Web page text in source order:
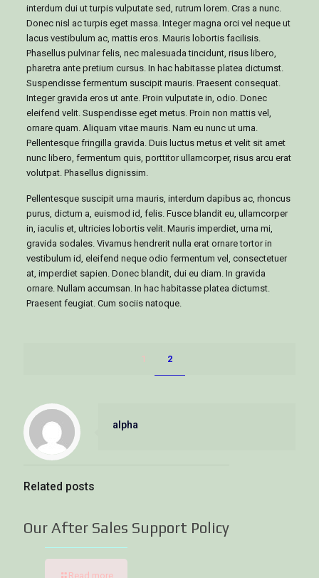
interdum dui ut turpis vulputate sed, rutrum lorem. Cras a nunc.
Donec nisl ac turpis eget massa. Integer magna orci vel neque ut
lacus vestibulum ac, mattis eros. Mauris lobortis facilisis.
Phasellus pulvinar felis, nec malesuada tincidunt, risus libero,
pharetra ante pretium cursus. In hac habitasse platea dictumst.
Suspendisse fermentum suscipit mauris. Praesent consequat.
Integer gravida eros ut ante. Proin vulputate in, odio. Donec
eleifend velit. Suspendisse eget metus. Proin non mattis vel,
ornare quam. Aliquam vitae mauris. Nam eu nunc ut urna.
Pellentesque fringilla gravida. Duis luctus metus et velit sit amet
nunc libero, fermentum quis, porttitor ullamcorper, risus arcu erat
volutpat. Phasellus dignissim.
Pellentesque suscipit urna mauris, interdum dapibus ac, rhoncus
purus, dictum a, euismod id, felis. Fusce blandit eu, ullamcorper
in, iaculis et, ultricies lobortis velit. Mauris imperdiet, urna mi,
gravida sodales. Vivamus hendrerit nulla erat ornare tortor in
vestibulum id, eleifend neque odio fermentum vel, consectetuer
at, imperdiet sapien. Donec blandit, dui eu diam. In gravida
ornare. Nullam accumsan. In hac habitasse platea dictumst.
Praesent feugiat. Cum sociis natoque.
1 2
alpha
Related posts
Our After Sales Support Policy
Read more